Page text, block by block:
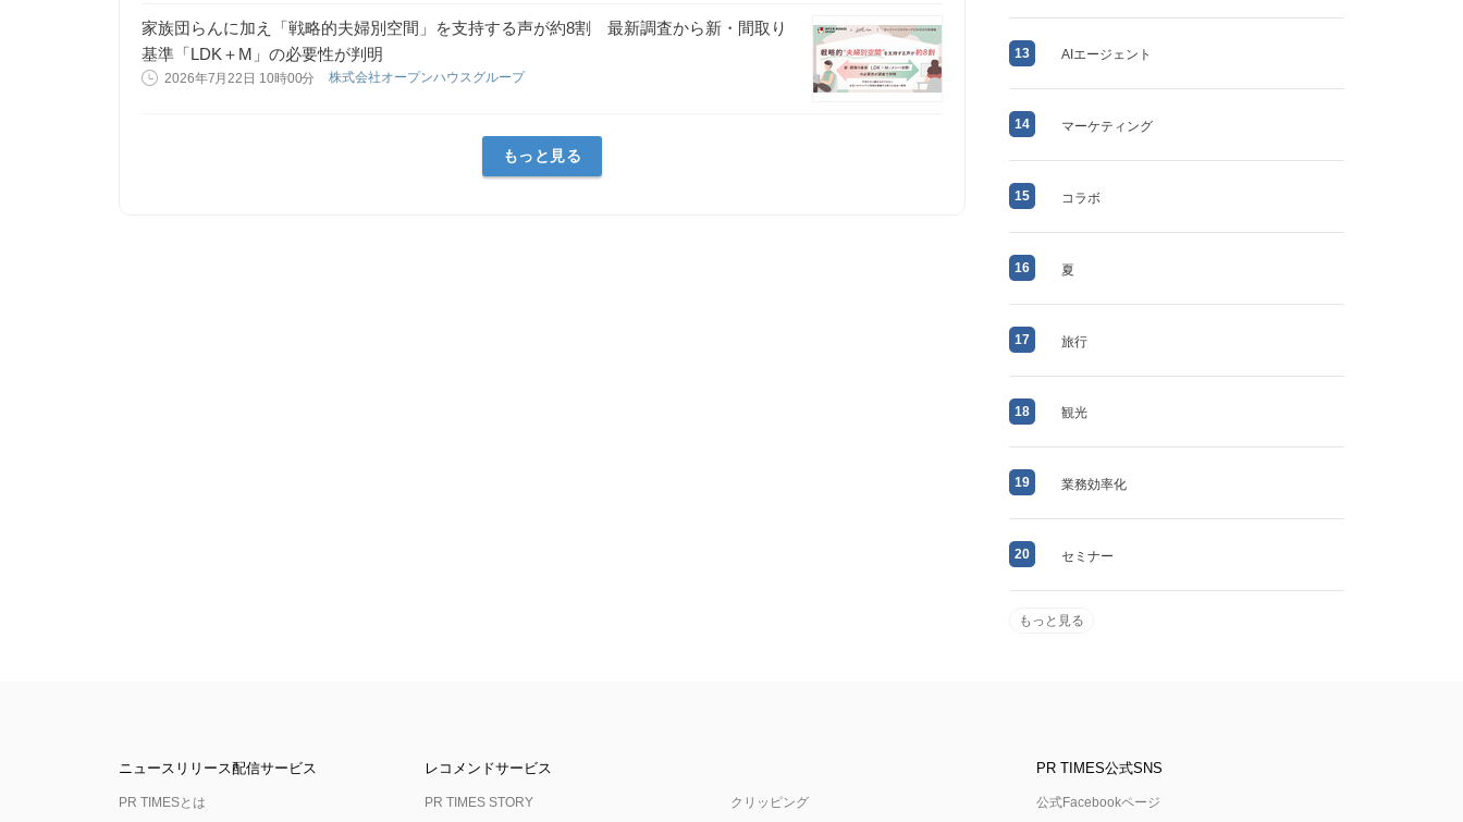
家族団らんに加え「戦略的夫婦別空間」を支持する声が約8割 最新調査から新・間取り
基準「LDK＋M」の必要性が判明
2026年7月22日 10時00分 株式会社オープンハウスグループ
もっと見る
13 AIエージェント
14 マーケティング
15 コラボ
16 夏
17 旅行
18 観光
19 業務効率化
20 セミナー
もっと見る
ニュースリリース配信サービス
PR TIMESとは
レコメンドサービス
PR TIMES STORY クリッピング
PR TIMES公式SNS
公式Facebookページ